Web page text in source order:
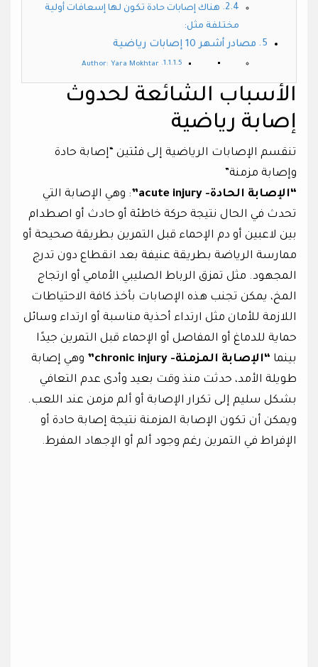
هناك إصابات حادة تكون لها إسعافات أولية
مختلفة مثل:
مصادر أشهر 10 إصابات رياضية
Author: Yara Mokhtar
الأسباب الشائعة لحدوث
إصابة رياضية
تنقسم الإصابات الرياضية إلى فئتين “إصابة حادة
وإصابة مزمنة”
“الإصابة الحادة- acute injury”
: وهي الإصابة التي
تحدث في الحال نتيجة حركة خاطئة أو حادث أو اصطدام
بين لاعبين أو دم الإحماء قبل التمرين بطريقة صحيحة أو
ممارسة الرياضة بطريقة عنيفة بعد انقطاع دون تدرج
المجهود. مثل تمزق الرباط الصليبي الأمامي أو ارتجاج
المخ، يمكن تجنب هذه الإصابات بأخذ كافة الاحتياطات
اللازمة للأمان مثل ارتداء أحذية مناسبة أو ارتداء وسائل
حماية للدماغ أو المفاصل أو الإحماء قبل التمرين جيدًا
بينما “الإصابة المزمنة- chronic injury”
وهي إصابة
طويلة الأمد، حدثت منذ وقت بعيد وأدى عدم التعافي
بشكل سليم إلى تكرار الإصابة أو ألم مزمن عند اللعب.
ويمكن أن تكون الإصابة المزمنة نتيجة إصابة حادة أو
الإفراط في التمرين رغم وجود ألم أو الإجهاد المفرط.